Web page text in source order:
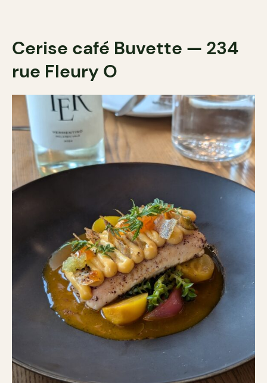
Cerise café Buvette — 234
rue Fleury O